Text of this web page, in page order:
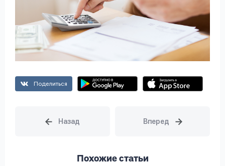
Поделиться
Похожие статьи